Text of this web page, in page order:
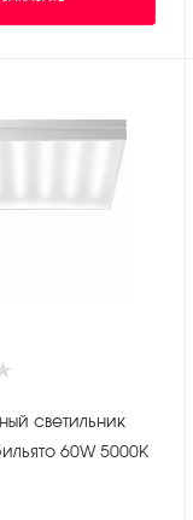
светильник
60W 5000К